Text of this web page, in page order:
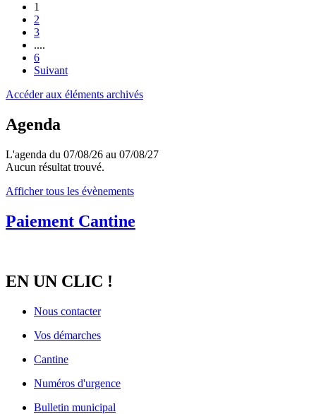
1
2
3
....
6
Suivant
Accéder aux éléments archivés
Agenda
L'agenda du 07/08/26 au 07/08/27
Aucun résultat trouvé.
Afficher tous les évènements
Paiement Cantine
EN UN CLIC !
Nous contacter
Vos démarches
Cantine
Numéros d'urgence
Bulletin municipal